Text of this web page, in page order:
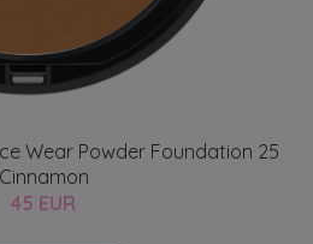
Wear Powder Foundation 25
Cinnamon
45 EUR